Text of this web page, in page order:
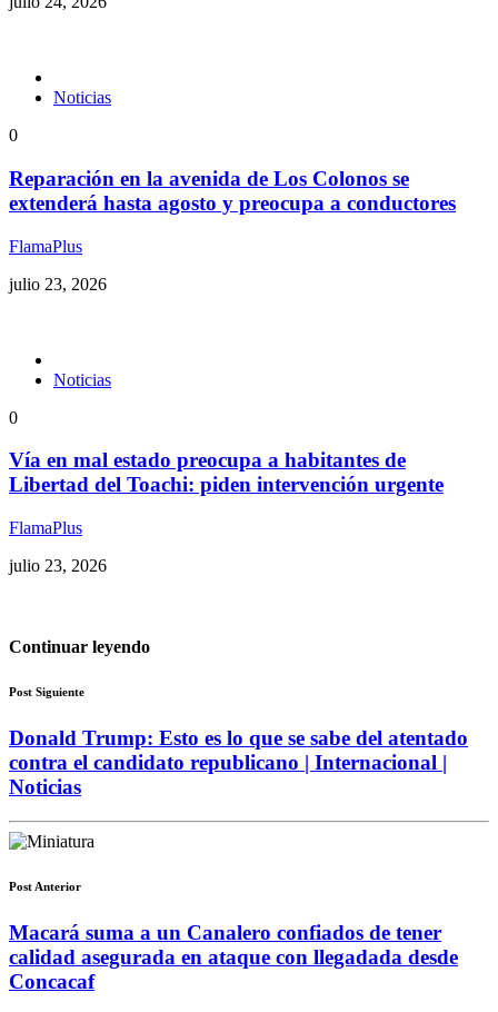
Noticias
0
Reparación en la avenida de Los Colonos se
extenderá hasta agosto y preocupa a conductores
FlamaPlus
julio 23, 2026
Noticias
0
Vía en mal estado preocupa a habitantes de
Libertad del Toachi: piden intervención urgente
FlamaPlus
julio 23, 2026
Continuar leyendo
Post Siguiente
Donald Trump: Esto es lo que se sabe del atentado
contra el candidato republicano | Internacional |
Noticias
Post Anterior
Macará suma a un Canalero confiados de tener
calidad asegurada en ataque con llegadada desde
Concacaf